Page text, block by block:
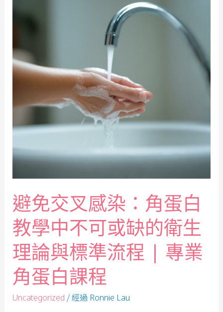
避免交叉感染：角蛋白
教學中不可或缺的衛生
理論與標準流程 | 專業
角蛋白課程
Uncategorized / 經過 Ronnie Lau